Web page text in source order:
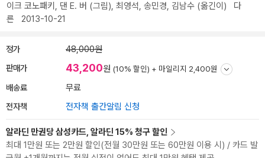
이크 코노패키 , 댄 E. 버 (그림), 최영석, 송민경, 김남수 (옮긴이) 다
른 2013-10-21
정가 48,000원
판매가 43,200원 (10% 할인) + 마일리지 2,400원
배송료 무료
전자책 전자책 출간알림 신청
알라딘 만권당 삼성카드, 알라딘 15% 청구 할인
최대 1만원 또는 2만원 할인(전월 30만원 또는 60만원 이용 시) / 카드 발